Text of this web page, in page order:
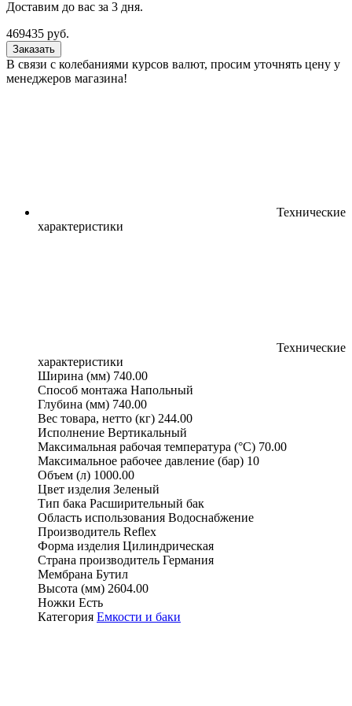
Доставим до вас за 3 дня.
469435 руб.
Заказать
В связи с колебаниями курсов валют, просим уточнять цену у
менеджеров магазина!
Технические
характеристики
Технические
характеристики
Ширина (мм) 740.00
Способ монтажа Напольный
Глубина (мм) 740.00
Вес товара, нетто (кг) 244.00
Исполнение Вертикальный
Максимальная рабочая температура (°С) 70.00
Максимальное рабочее давление (бар) 10
Объем (л) 1000.00
Цвет изделия Зеленый
Тип бака Расширительный бак
Область использования Водоснабжение
Производитель Reflex
Форма изделия Цилиндрическая
Страна производитель Германия
Мембрана Бутил
Высота (мм) 2604.00
Ножки Есть
Категория Емкости и баки